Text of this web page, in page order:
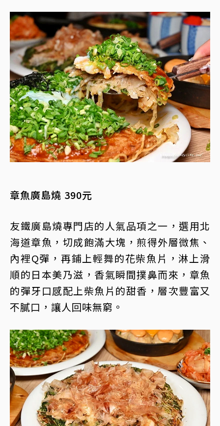
章魚廣島燒 390元
友鐵廣島燒專門店的人氣品項之一，選用北
海道章魚，切成飽滿大塊，煎得外層微焦、
內裡Q彈，再鋪上輕舞的花柴魚片，淋上滑
順的日本美乃滋，香氣瞬間撲鼻而來，章魚
的彈牙口感配上柴魚片的甜香，層次豐富又
不膩口，讓人回味無窮。